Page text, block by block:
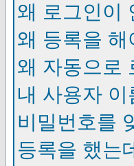
왜 로그인이
왜 등록을 해
왜 자동으로
내 사용자
비밀번호를
등록을 했는